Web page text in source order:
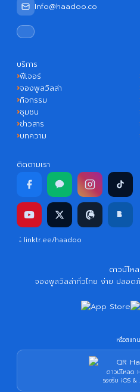
Info@haadoo.co
บริการ
ฟีเจอร์
จองพูลวิลล่า
กิจกรรม
ชุมชน
ข่าวสาร
บทความ
ติดตามเรา
linktr.ee/haadoo
ดาวน์โห
จองพูลวิลล่าทั่วไทย ง่าย ปลอด
หรือสแก
ดาวน์โหลด
รองรับ iOS